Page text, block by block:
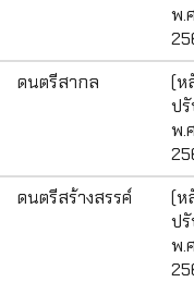
พ.
ดนตรีสากล
(ห
ป
พ.
ดนตรีสร้างสรรค์
(ห
ป
พ.